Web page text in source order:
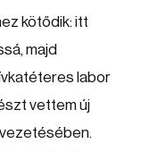
kötődik: itt
majd
labor
vettem új